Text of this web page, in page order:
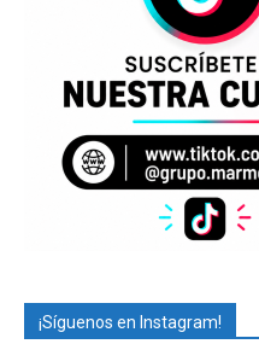
¡Síguenos en Instagram!